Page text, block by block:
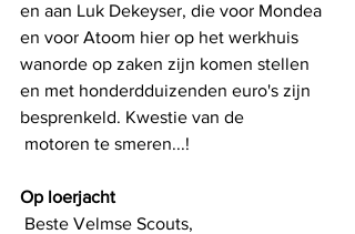
en aan Luk Dekeyser, die voor Mondea
en voor Atoom hier op het werkhuis
wanorde op zaken zijn komen stellen
en met honderdduizenden euro's zijn
besprenkeld. Kwestie van de
motoren te smeren...!
Op loerjacht